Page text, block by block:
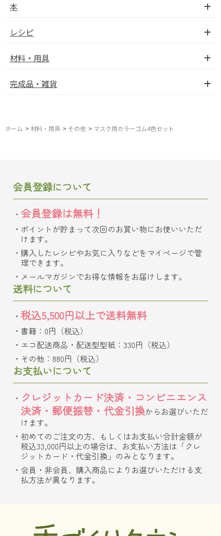
本
レシピ
材料・用具
完成品・雑貨
ホーム > 材料・用具 > その他 > マスク用カラーゴム4色セット
会員登録について
会員登録は無料！
ポイントが貯まって次回のお買い物にお使いいただ
けます。
購入したレシピやお気に入りなどをマイページで管
理できます。
メールマガジンでお得な情報をお届けします。
送料について
税込5,500円以上で送料無料
書籍：0円（税込）
エコ配送商品・配送型型紙：330円（税込）
その他：880円（税込）
お支払いについて
クレジットカード決済・コンビニエンス
決済・郵便振替・代金引換からお選びいただ
けます。
初めてのご注文の方、もしくはお支払い合計金額が
税込33,000円以上の場合は、お支払い方法は「クレ
ジットカード・代金引換」のみとなります。
会員・非会員、購入商品によりお選びいただける支
払方法が異なります。